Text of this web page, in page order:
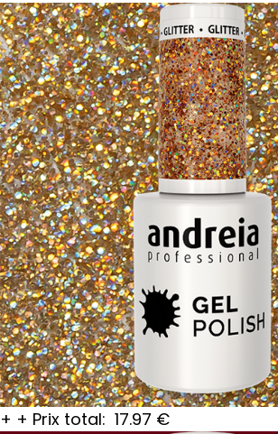
+ + Prix total: 17.97 €